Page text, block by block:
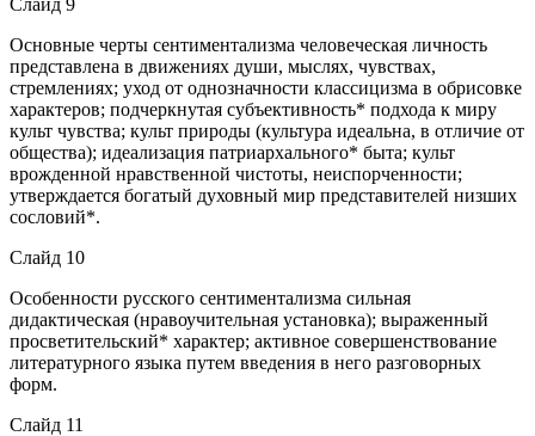
Основные черты сентиментализма человеческая личность
представлена в движениях души, мыслях, чувствах,
стремлениях; уход от однозначности классицизма в обрисовке
характеров; подчеркнутая субъективность* подхода к миру
культ чувства; культ природы (культура идеальна, в отличие от
общества); идеализация патриархального* быта; культ
врожденной нравственной чистоты, неиспорченности;
утверждается богатый духовный мир представителей низших
сословий*.
Слайд 10
Особенности русского сентиментализма сильная
дидактическая (нравоучительная установка); выраженный
просветительский* характер; активное совершенствование
литературного языка путем введения в него разговорных
форм.
Слайд 11